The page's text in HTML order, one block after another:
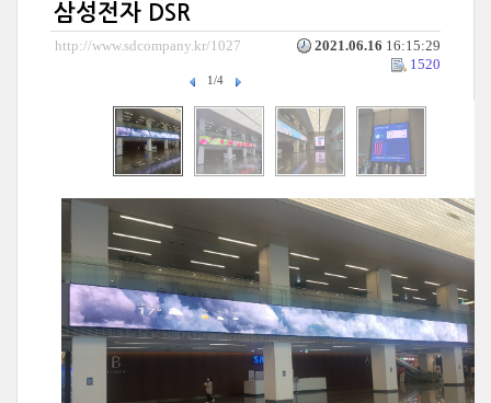
삼성전자 DSR
http://www.sdcompany.kr/1027 2021.06.16 16:15:29
1520
1/4